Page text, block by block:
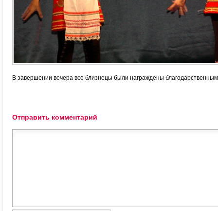
В завершении вечера все близнецы были награждены
Отправить комментарий